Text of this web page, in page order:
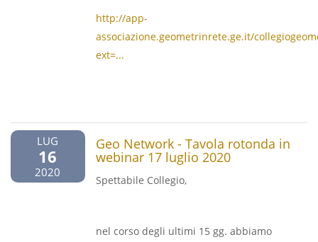
http://app-
associazione.geometrinrete.ge.it/
ext=...
LUG
16
2020
Geo Network - Tavola rotonda in
webinar 17 luglio 2020
Spettabile Collegio,
nel corso degli ultimi 15 gg. abbiamo